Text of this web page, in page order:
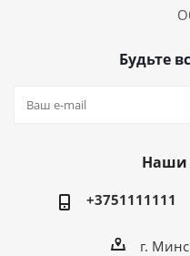
Будьте
Наши
+3751111111
г.